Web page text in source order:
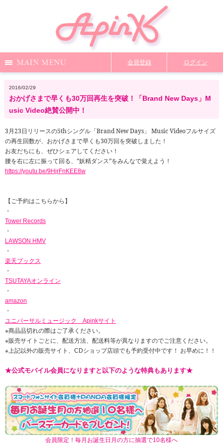
News
DiscoGraphy MailMagazine
Video Q&A
会員登録 ログイン
2016/02/29
おかげさまで早くも30万回再生を突破！「Brand New Days」M
usic Video絶賛公開中！
3月23日リリースの5thシングル「Brand New Days」 Music Videoフルサイズ
の再生回数が、おかげさまで早くも30万回を突破しました！
お友だちにも、ぜひシェアしてください！
腰を右に左に振って回る、“妖精ダンス”をみんなで覚えよう！
https://youtu.be/9HjrFnKEE8w
【ご予約はこちらから】
・
Tower Records
・
LAWSON HMV
・
楽天ブックス
・
TSUTAYAオンライン
・
amazon
・
ユニバーサルミュージック Apinkサイト
※商品品切れの際はご了承ください。
※販売サイトごとに、配送方法、配送料等が異なりますのでご注意ください。
※上記以外の販売サイト、CDショップ店頭でも予約受付中です！ お早めに！！
★公式モバイル会員になりますと以下のような特典もあります★
会員限定！毎月お誕生日月の方に抽選で10名様へ